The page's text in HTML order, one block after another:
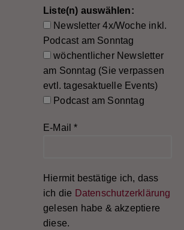
Liste(n) auswählen:
Newsletter 4x/Woche inkl.
Podcast am Sonntag
wöchentlicher Newsletter
am Sonntag (Sie verpassen
evtl. tagesaktuelle Events)
Podcast am Sonntag
E-Mail*
Hiermit bestätige ich, dass
ich die Datenschutzerklärung
gelesen habe & akzeptiere
diese.